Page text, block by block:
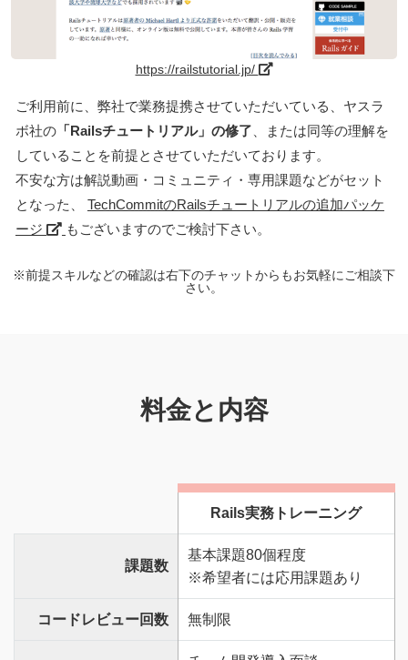
https://railstutorial.jp/
ご利用前に、弊社で業務提携させていただいている、ヤスラ
ボ社の「Railsチュートリアル」の修了 、または同等の理解を
していることを前提とさせていただいております。
不安な方は解説動画・コミュニティ・専用課題などがセット
となった、 TechCommitのRailsチュートリアルの追加パッケ
ージ
もございますのでご検討下さい。
※前提スキルなどの確認は右下のチャットからもお気軽にご相談下
さい。
料金と内容
Rails実務トレーニング
課題数
基本課題80個程度
※希望者には応用課題あり
コードレビュー回数 無制限